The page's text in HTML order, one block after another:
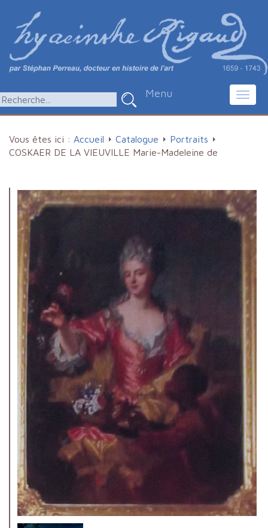
Menu
Vous êtes ici : Accueil Catalogue
Portraits
COSKAER DE LA VIEUVILLE Marie-Madeleine de